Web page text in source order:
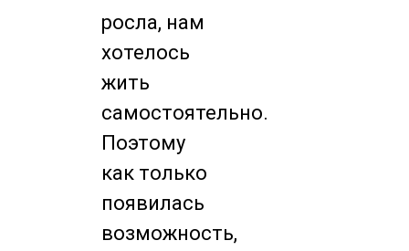
росла, нам
хотелось
жить
самостоятельно.
Поэтому
как только
появилась
возможность,